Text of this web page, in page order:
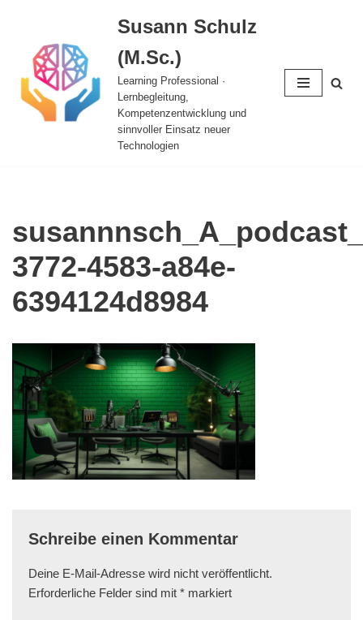
Inhalt
springen
Susann Schulz
(M.Sc.)
Learning Professional ·
Lernbegleitung,
Kompetenzentwicklung und
sinnvoller Einsatz neuer
Technologien
3772-4583-a84e-
6394124d8984
Schreibe einen Kommentar
Deine E-Mail-Adresse wird nicht veröffentlicht.
Erforderliche Felder sind mit * markiert